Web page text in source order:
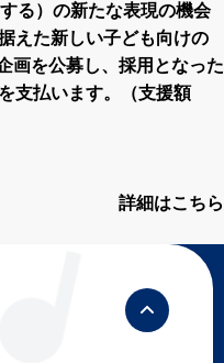
る）の新たな表現の機会
えた新しい子ども向けの
画を公募し、採用となった
支払います。（支援額
詳細はこちら